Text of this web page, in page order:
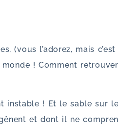
(vous l’adorez, mais
! Comment
instable ! Et le sable sur
et dont il ne